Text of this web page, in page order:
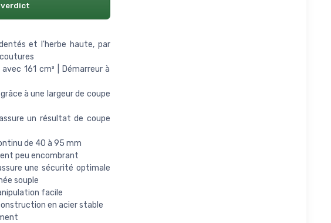
verdict
et l'herbe haute, par
161 cm³ | Démarreur à
à une largeur de coupe
un résultat de coupe
de 40 à 95 mm
peu encombrant
une sécurité optimale
souple
facile
en acier stable